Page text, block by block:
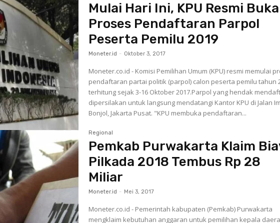
Mulai Hari Ini, KPU Resmi Buka
Proses Pendaftaran Parpol
Peserta Pemilu 2019
Moneter.id - Oktober 3, 2017
Moneter.co.id - Komisi Pemilihan Umum (KPU) resmi memulai
pendaftaran partai politik (parpol) calon peserta pemilu tahun
terhitung sejak 3-16 Oktober 2017.Parpol yang hendak
dipersilakan untuk langsung mendatangi Kantor KPU di Jalan
Bonjol, Jakarta Pusat. "KPU membuka pendaftaran...
Regional
Pemkab Purwakarta Klaim
Pilkada 2018 Tembus Rp 28
Miliar
Moneter.id - Mei 3, 2017
Moneter.co.id - Pemerintah kabupaten (Pemkab) Purwakarta
mengklaim kebutuhan anggaran untuk pemilihan kepala